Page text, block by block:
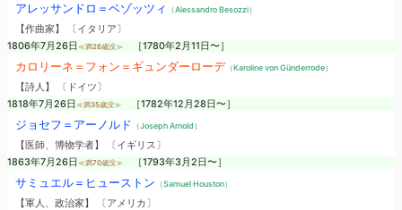
アレッサンドロ＝ベゾッツィ （Alessandro Besozzi）
【作曲家】 〔イタリア〕
1806年7月26日 ≪満26歳没≫ ［1780年2月11日〜］
カロリーネ＝フォン＝ギュンダーローデ（Karoline von Günderrode）
【詩人】 〔ドイツ〕
1818年7月26日 ≪満35歳没≫ ［1782年12月28日〜］
ジョセフ＝アーノルド （Joseph Arnold）
【医師、博物学者】 〔イギリス〕
1863年7月26日 ≪満70歳没≫ ［1793年3月2日〜］
サミュエル＝ヒューストン （Samuel Houston）
【軍人、政治家】 〔アメリカ〕